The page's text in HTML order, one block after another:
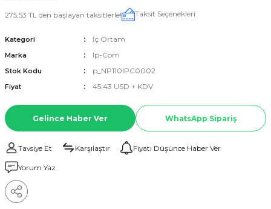
275,53 TL den başlayan taksitlerle! Taksit Seçenekleri
Kategori İç Ortam
Marka Ip-Com
Stok Kodu p_NP110IPC0002
Fiyat 45,43 USD + KDV
Gelince Haber Ver WhatsApp Sipariş
Tavsiye Et Karşılaştır Fiyatı Düşünce Haber Ver
Yorum Yaz